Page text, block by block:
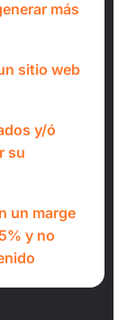
más
sitio web
y/ó
su
un marge
y no